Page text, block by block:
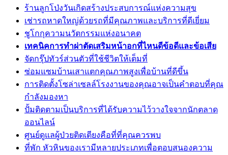
ร้านลูกโป่งวันเกิดสร้างประสบการณ์แห่งความสุข
เช่ารถหาดใหญ่ด้วยรถที่มีคุณภาพและบริการที่ดีเยี่ยม
ชูโกกุความนวัตกรรมแห่งอนาคต
เทคนิคการทำผ่าตัดเสริมหน้าอกที่ไหนดีข้อดีและข้อเสีย
จัดกรุ๊ปทัวร์ส่วนตัวที่ใช้ชีวิตให้เต็มที่
ซ่อมแซมบ้านเสาแตกคุณภาพสูงเพื่อบ้านที่ดีขึ้น
การติดตั้งโซล่าเซลล์โรงงานของคุณอาจเป็นคำตอบที่คุณ
กำลังมองหา
ปั้มติดตามเป็นบริการที่ได้รับความไว้วางใจจากนักตลาด
ออนไลน์
ศูนย์ดูแลผู้ป่วยติดเตียงคือที่ที่คุณควรพบ
ที่พัก หัวหินของเรามีหลายประเภทเพื่อตอบสนองความ